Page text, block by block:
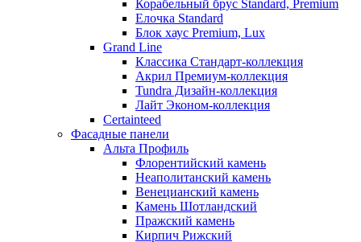
Корабельный брус Standard, Premium
Елочка Standard
Блок хаус Premium, Lux
Grand Line
Классика Стандарт-коллекция
Акрил Премиум-коллекция
Tundra Дизайн-коллекция
Лайт Эконом-коллекция
Certainteed
Фасадные панели
Альта Профиль
Флорентийский камень
Неаполитанский камень
Венецианский камень
Камень Шотландский
Пражский камень
Кирпич Рижский